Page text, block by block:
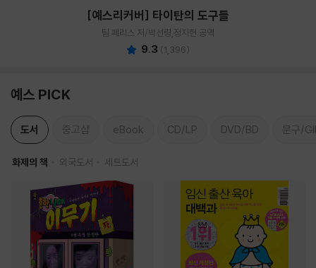
[예스리커버] 타이탄의 도구들
팀 페리스 저/박선령,정지현 공역
9.3 (1,396)
예스 PICK
도서 중고샵 eBook CD/LP DVD/BD 문구/
화제의 책 외국도서 세트도서